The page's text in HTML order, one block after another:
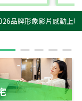
品牌形象影片感動上